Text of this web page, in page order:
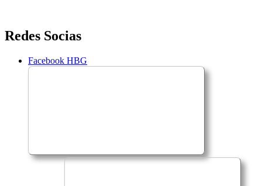
Saltar
para
conteúdo
Redes Socias
Facebook HBG